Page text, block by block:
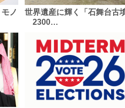
ノ
世界遺産に輝く「石舞台古墳
2300…